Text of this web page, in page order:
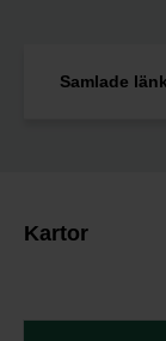
Samlade
Kartor